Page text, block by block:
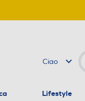
Ciao
Lifestyle